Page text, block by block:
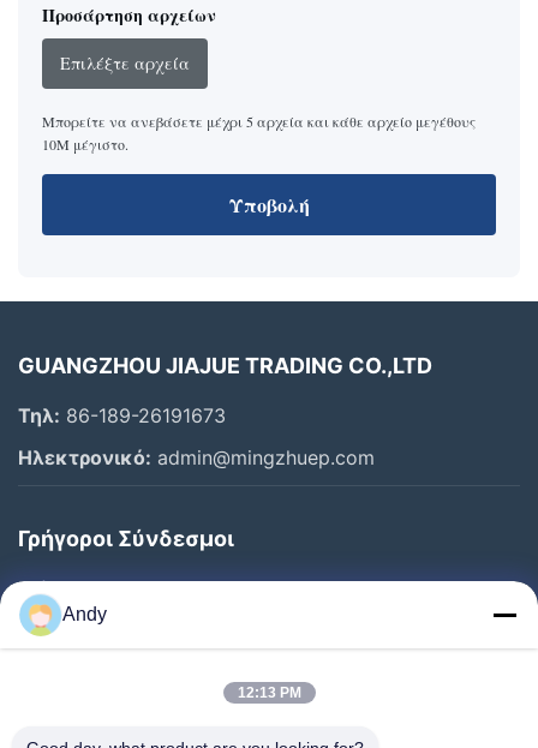
Προσάρτηση αρχείων
Επιλέξτε αρχεία
Μπορείτε να ανεβάσετε μέχρι 5 αρχεία και κάθε αρχείο μεγέθους
10M μέγιστο.
Υποβολή
GUANGZHOU JIAJUE TRADING CO.,LTD
Τηλ: 86-189-26191673
Ηλεκτρονικό: admin@mingzhuep.com
Γρήγοροι Σύνδεσμοι
Σπίτι
Προϊόντα
Andy
12:13 PM